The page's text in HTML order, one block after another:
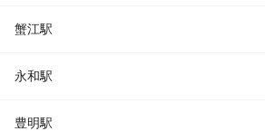
蟹江駅
永和駅
豊明駅